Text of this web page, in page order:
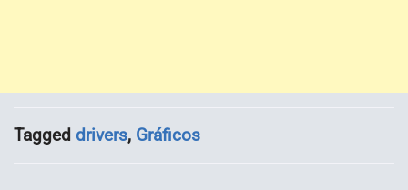
Tagged drivers, Gráficos